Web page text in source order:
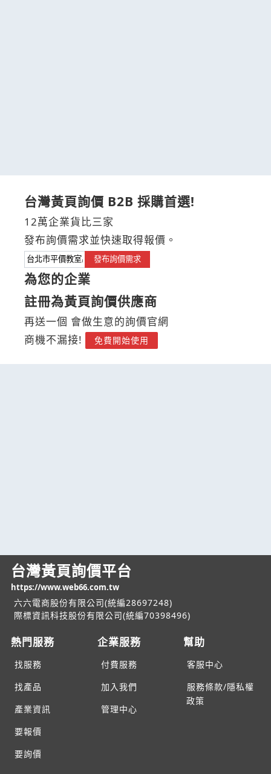
台灣黃頁詢價 B2B 採購首選!
12萬企業貨比三家
發布詢價需求並快速取得報價。
發布詢價需求
為您的企業
註冊為黃頁詢價供應商
再送一個 會做生意的詢價官網
商機不漏接!
免費開始使用
台灣黃頁詢價平台
https://www.web66.com.tw
六六電商股份有限公司(統編28697248)
際標資訊科技股份有限公司(統編70398496)
熱門服務
找服務
找產品
產業資訊
要報價
要詢價
企業服務
付費服務
加入我們
管理中心
幫助
客服中心
服務條款/隱私權
政策